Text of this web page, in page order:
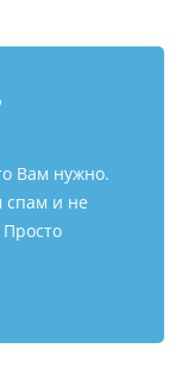
Вам нужно.
спам и не